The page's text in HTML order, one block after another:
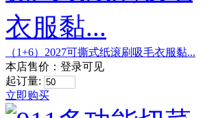
（1+6）2027可撕式纸滚刷吸毛衣服黏...
本店售价： 登录可见
起订量:
立即购买